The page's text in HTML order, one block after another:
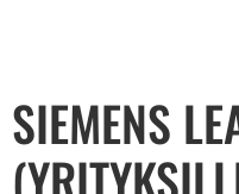
SIEMENS